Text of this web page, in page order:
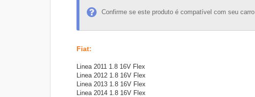
Confirme se este produto é compatível com seu carro
Fiat:
Linea 2011 1.8 16V Flex
Linea 2012 1.8 16V Flex
Linea 2013 1.8 16V Flex
Linea 2014 1.8 16V Flex